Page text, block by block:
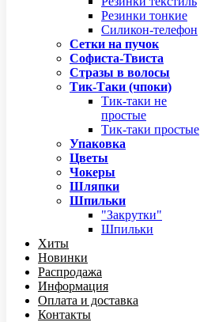
Резинки тонкие
Силикон-телефон
Сетки на пучок
Софиста-Твиста
Стразы в волосы
Тик-Таки (чпоки)
Тик-таки не
простые
Тик-таки простые
Упаковка
Цветы
Чокеры
Шляпки
Шпильки
"Закрутки"
Шпильки
Хиты
Новинки
Распродажа
Информация
Оплата и доставка
Контакты